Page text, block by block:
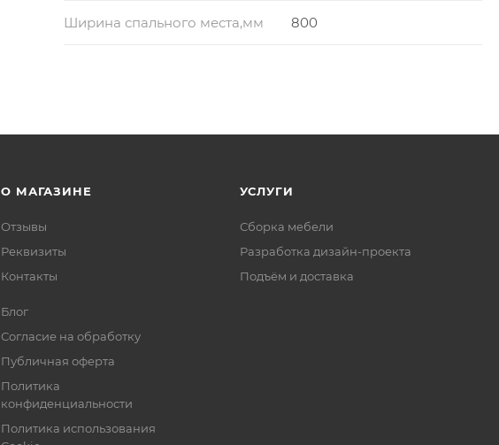
Ширина спального места,мм 800
О МАГАЗИНЕ
Отзывы
Реквизиты
Контакты
Блог
Согласие на обработку
Публичная оферта
Политика
конфиденциальности
Политика использования
УСЛУГИ
Сборка мебели
Разработка дизайн-проекта
Подъём и доставка